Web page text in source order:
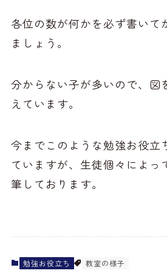
各位の数が何かを必ず書いて
ましょう。
分からない子が多いので、図
えています。
今までこのような勉強お役立
ていますが、生徒個々によっ
筆しております。
勉強お役立ち 教室の様子